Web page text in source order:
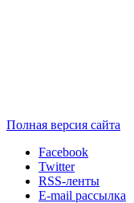
Полная версия сайта
Facebook
Twitter
RSS-ленты
E-mail рассылка